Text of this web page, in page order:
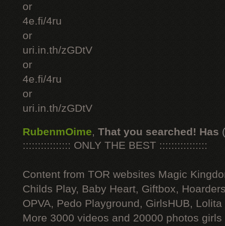
or
4e.fi/4ru
or
uri.in.th/zGDtV
or
4e.fi/4ru
or
uri.in.th/zGDtV
RubenmOime, That you searched! Has
:::::::::::::::: ONLY THE BEST ::::::::::::::::
Content from TOR websites Magic
Childs Play, Baby Heart, Giftbox,
OPVA, Pedo Playground, GirlsHUB, Lolita
More 3000 videos and 20000 photos